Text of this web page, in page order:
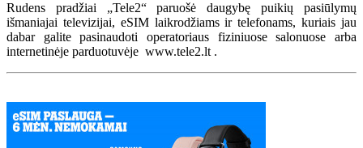
Rudens pradžiai „Tele2“ paruošė daugybę puikių pasiūlymų
išmaniajai televizijai, eSIM laikrodžiams ir telefonams, kuriais jau
dabar galite pasinaudoti operatoriaus fiziniuose salonuose arba
internetinėje parduotuvėje www.tele2.lt .